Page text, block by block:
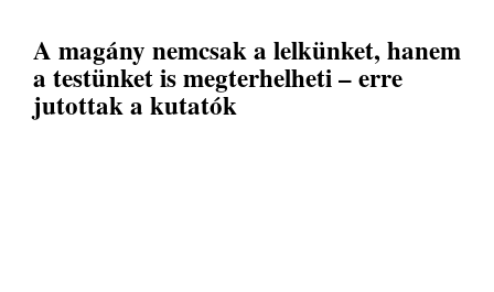
A magány nemcsak a lelkünket, hanem
a testünket is megterhelheti – erre
jutottak a kutatók